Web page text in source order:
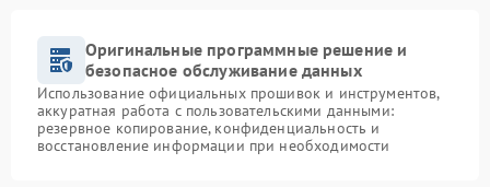
Оригинальные программные решение и
безопасное обслуживание данных
Использование официальных прошивок и инструментов,
аккуратная работа с пользовательскими данными:
резервное копирование, конфиденциальность и
восстановление информации при необходимости